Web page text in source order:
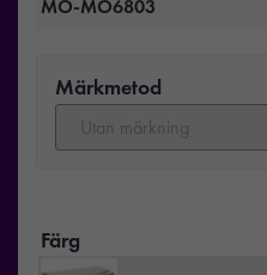
MO-MO6803
Märkmetod
Färg